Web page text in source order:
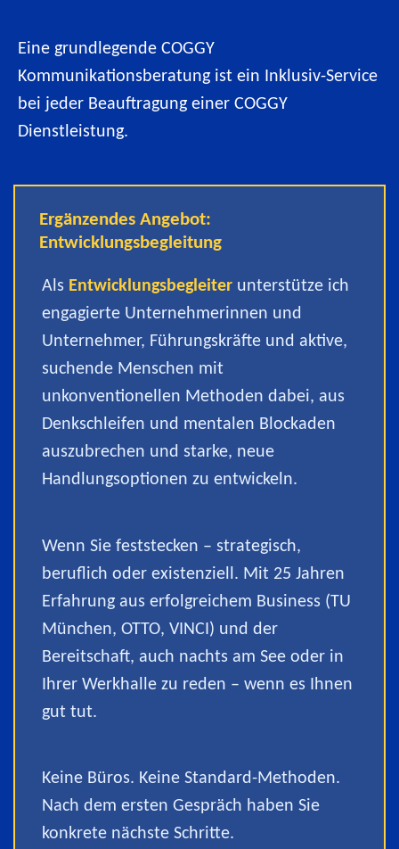
Eine grundlegende COGGY
Kommunikationsberatung ist ein Inklusiv-Service
bei jeder Beauftragung einer COGGY
Dienstleistung.
Ergänzendes Angebot:
Entwicklungsbegleitung
Als Entwicklungsbegleiter unterstütze ich
engagierte Unternehmerinnen und
Unternehmer, Führungskräfte und aktive,
suchende Menschen mit
unkonventionellen Methoden dabei, aus
Denkschleifen und mentalen Blockaden
auszubrechen und starke, neue
Handlungsoptionen zu entwickeln.
Wenn Sie feststecken – strategisch,
beruflich oder existenziell. Mit 25 Jahren
Erfahrung aus erfolgreichem Business (TU
München, OTTO, VINCI) und der
Bereitschaft, auch nachts am See oder in
Ihrer Werkhalle zu reden – wenn es Ihnen
gut tut.
Keine Büros. Keine Standard-Methoden.
Nach dem ersten Gespräch haben Sie
konkrete nächste Schritte.